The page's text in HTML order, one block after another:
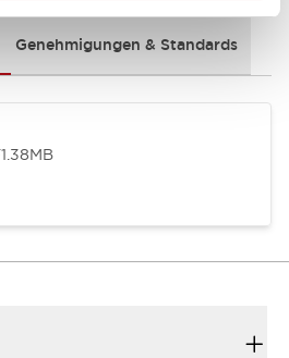
Genehmigungen & Standards
1.38MB